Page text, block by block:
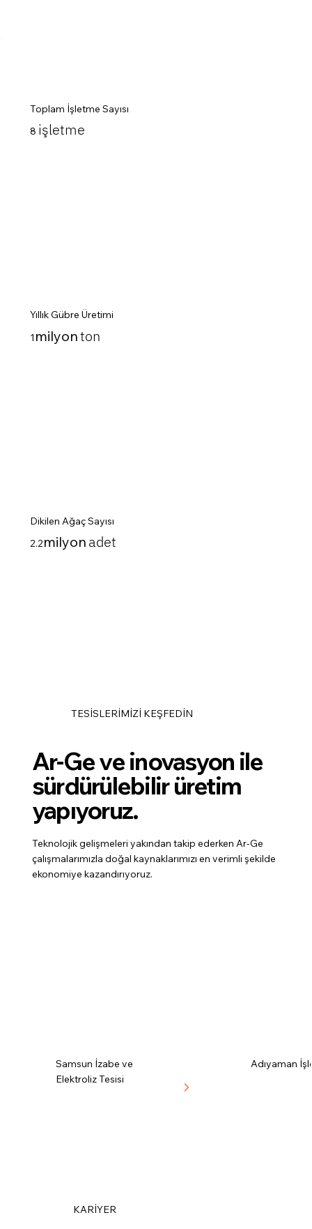
Toplam İşletme Sayısı
8 işletme
Yıllık Gübre Üretimi
1 milyonton
Dikilen Ağaç Sayısı
2.2milyon adet
TESİSLERİMİZİ KEŞFEDİN
Ar-Ge ve inovasyon ile
sürdürülebilir üretim
yapıyoruz.
Teknolojik gelişmeleri yakından takip ederken Ar-Ge
çalışmalarımızla doğal kaynaklarımızı en verimli şekilde
ekonomiye kazandırıyoruz.
Samsun İzabe ve
Elektroliz Tesisi
Adıyaman
KARİYER